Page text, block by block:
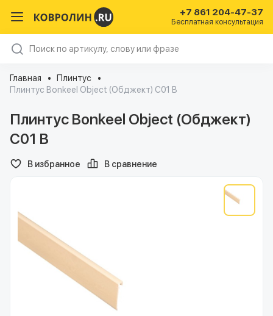
+7 861 204-47-37
Бесплатная консультация
Главная
Плинтус
Плинтус Bonkeel Object (Обджект) C01 B
Плинтус Bonkeel Object (Обджект)
C01 B
В избранное В сравнение